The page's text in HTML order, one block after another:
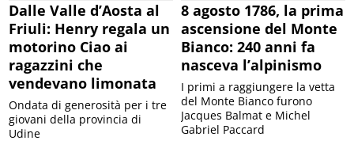
Dalle Valle d’Aosta al
Friuli: Henry regala un
motorino Ciao ai
ragazzini che
vendevano limonata
Ondata di generosità per i tre
giovani della provincia di
Udine
8 agosto 1786, la prima
ascensione del Monte
Bianco: 240 anni fa
nasceva l’alpinismo
I primi a raggiungere la vetta
del Monte Bianco furono
Jacques Balmat e Michel
Gabriel Paccard